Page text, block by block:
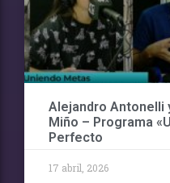
Alejandro Antonelli
Miño – Programa
Perfecto
17 abril, 2026